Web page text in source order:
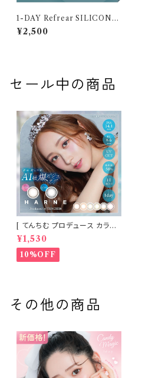
1-DAY Refrear SILICONE
UV W-Moisture （ワンデーリ
フレア シリコーン ユーブイ ダブ
¥2,500
セール中の商品
[ てんちむ プロデュース カラコ
ン ] HARNE (ハルネ) ワンデー
1day 10枚入り （当日発送） 1da
y
¥1,530
10%OFF
その他の商品